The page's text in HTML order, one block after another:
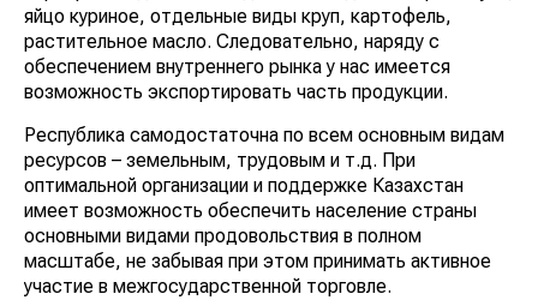
яйцо куриное, отдельные виды круп, картофель,
растительное масло. Следовательно, наряду с
обеспечением внутреннего рынка у нас имеется
возможность экспортировать часть продукции.
Республика самодостаточна по всем основным видам
ресурсов – земельным, трудовым и т.д. При
оптимальной организации и поддержке Казахстан
имеет возможность обеспечить население страны
основными видами продовольствия в полном
масштабе, не забывая при этом принимать активное
участие в межгосударственной торговле.